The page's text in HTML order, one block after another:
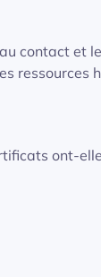
contact et
ressources
ont-